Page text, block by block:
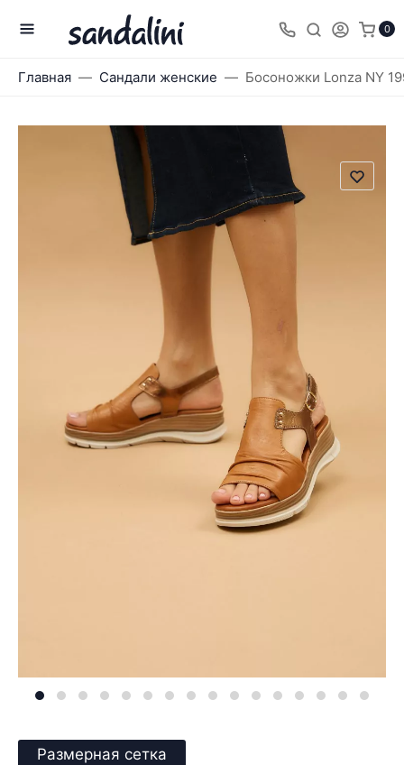
0
Главная Сандали женские Босоножки Lonza NY
Размерная сетка